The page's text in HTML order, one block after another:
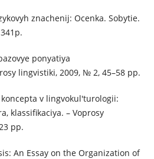
znachenij: Ocenka. Sobytie.
ponyatiya
lingvistiki, 2009, № 2, 45–58 pp.
koncepta v lingvokul'turologii:
klassifikaciya. – Voprosy
pp.
An Essay on the Organization of